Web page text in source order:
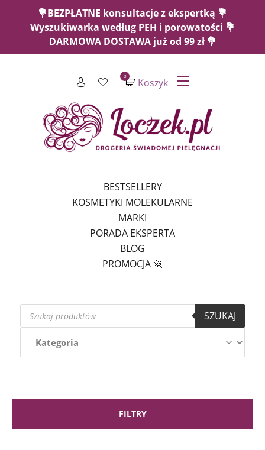
💐BEZPŁATNE konsultacje z ekspertką 💐
Wyszukiwarka według PEH i porowatości 💐
DARMOWA DOSTAWA już od 99 zł 💐
Koszyk
0
BESTSELLERY
KOSMETYKI MOLEKULARNE
MARKI
PORADA EKSPERTA
BLOG
PROMOCJA 🚀
Wyszukiwarka
produktów
SZUKAJ
FILTRY